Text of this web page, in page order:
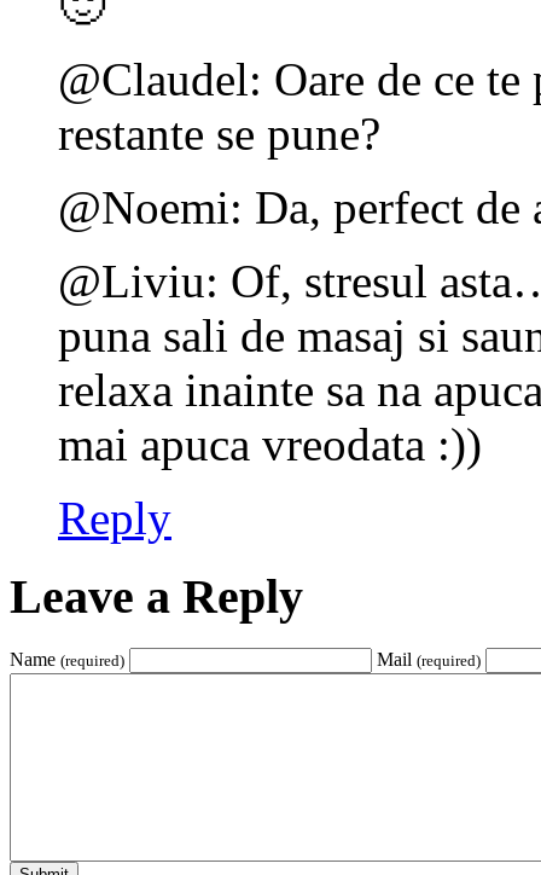
@Claudel: Oare de ce
restante se pune?
@Noemi: Da, perfect de
@Liviu: Of, stresul
puna sali de masaj si
relaxa inainte sa na
mai apuca vreodata :))
Reply
Leave a Reply
Name (required) Mail (required)